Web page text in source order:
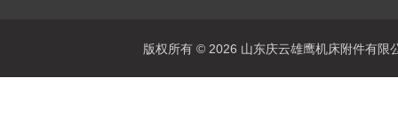
版权所有 © 2026 山东庆云雄鹰机床附件有